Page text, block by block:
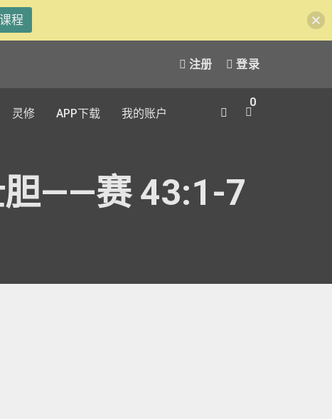
注册 登录
灵修 APP下载 我的账户
0
胆——赛 43:1-7
程